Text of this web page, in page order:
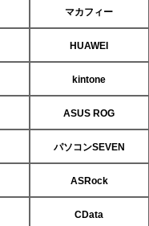
マカフィー
HUAWEI
kintone
ASUS ROG
パソコンSEVEN
ASRock
CData